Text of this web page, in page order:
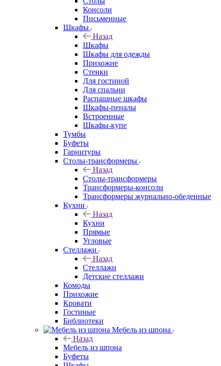
Консоли
Письменные
Шкафы
Назад
Шкафы
Шкафы для одежды
Прихожие
Стенки
Для гостиной
Для спальни
Распашные шкафы
Шкафы-пеналы
Встроенные
Шкафы-купе
Тумбы
Буфеты
Гарнитуры
Столы-трансформеры
Назад
Столы-трансформеры
Трансформеры-консоли
Трансформеры журнально-обеденные
Кухни
Назад
Кухни
Прямые
Угловые
Стеллажи
Назад
Стеллажи
Детские стеллажи
Комоды
Прихожие
Кровати
Гостиные
Библиотеки
Мебель из шпона
Назад
Мебель из шпона
Буфеты